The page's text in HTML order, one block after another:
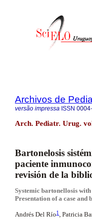
Archivos de
versão impressa ISSN
Arch. Pediatr. Urug.
Bartonelosis
paciente
revisión de la
Systemic bartonellosis with
Presentation of a case and
Andrés Del Río1, Patricia